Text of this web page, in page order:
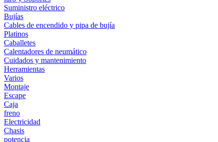
Suministro eléctrico
Bujías
Cables de encendido y pipa de bujía
Platinos
Caballetes
Calentadores de neumático
Cuidados y mantenimiento
Herramientas
Varios
Montaje
Escape
Caja
freno
Electricidad
Chasis
potencia